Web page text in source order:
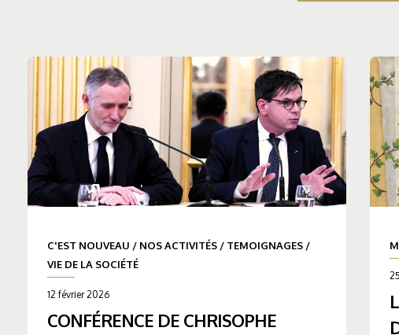
C'EST NOUVEAU / NOS ACTIVITÉS / TEMOIGNAGES /
VIE DE LA SOCIÉTÉ
12 février 2026
CONFÉRENCE DE CHRISOPHE